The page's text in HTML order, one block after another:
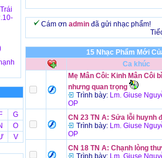
Trái
F
G
O
V
Cám ơn admin đã gửi nhạc phẩm!
15 Nhạc Phẩm Mới
Ca khúc
Mẹ Mân Côi: Kinh Mân Côi
nhưng quan trọng
Trình bày: Lm. Giuse
OP
CN 23 TN A: Sửa lỗi huynh
Trình bày: Lm. Giuse
OP
CN 18 TN A: Chạnh lòng
Trình bày: Lm. Giuse